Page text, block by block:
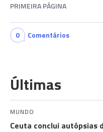
PRIMEIRA PÁGINA
0 Comentários
Últimas
MUNDO
Ceuta conclui autópsias